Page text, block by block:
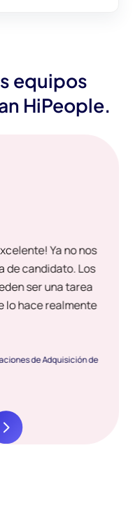
equipos
HiPeople.
Ya no nos
de candidato. Los
ser una tarea
lo hace realmente
de Adquisición de